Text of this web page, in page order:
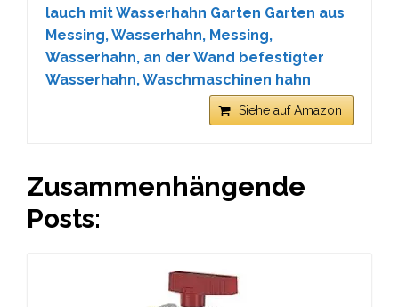
lauch mit Wasserhahn Garten Garten aus
Messing, Wasserhahn, Messing,
Wasserhahn, an der Wand befestigter
Wasserhahn, Waschmaschinen hahn
Siehe auf Amazon
Zusammenhängende
Posts: